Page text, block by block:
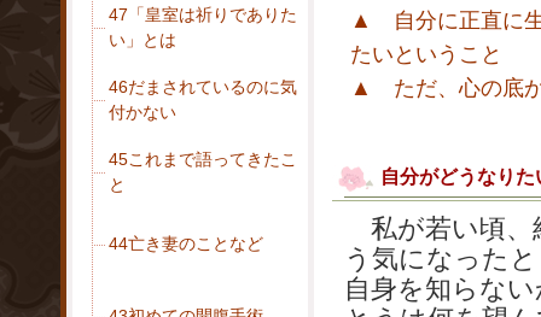
47「皇室は祈りでありた
い」とは
46だまされているのに気
付かない
45これまで語ってきたこ
と
44亡き妻のことなど
▲ 自分に正直に生
たいということ
▲ ただ、心の底か
自分がどうなり
私が若い頃、
う気になった
自身を知らな